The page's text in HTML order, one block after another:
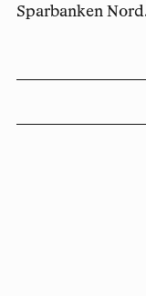
Sparbanken